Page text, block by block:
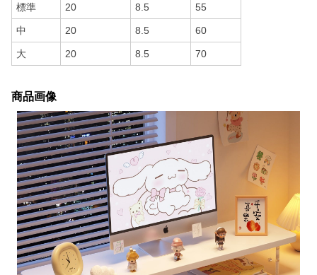
標準 20 8.5 55
中 20 8.5 60
大 20 8.5 70
商品画像